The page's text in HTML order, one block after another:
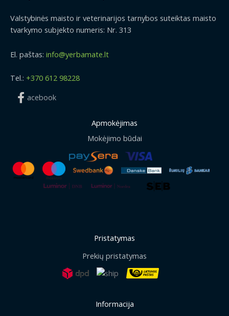
Valstybinės maisto ir veterinarijos tarnybos suteiktas maisto
tvarkymo subjekto numeris: Nr. 313
El. paštas: info@yerbamate.lt
Tel.: +370 612 98228
acebook
Apmokėjimas
Mokėjimo būdai
Pristatymas
Prekių pristatymas
Informacija